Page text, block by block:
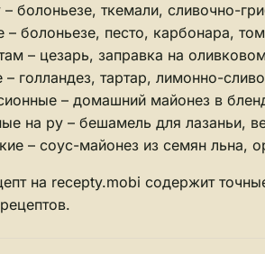
болоньезе, ткемали, сливочно-
– болоньезе, песто, карбонара,
– цезарь, заправка на
голландез, тартар, лимонно-
– домашний майонез в
на ру – бешамель для лазаньи,
– соус-майонез из семян льна,
на recepty.mobi содержит
.